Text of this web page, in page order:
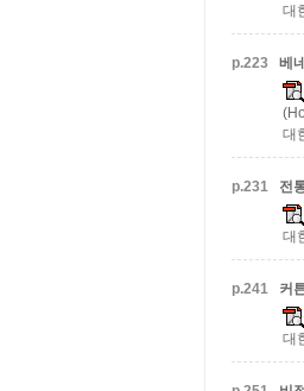
대
p.223
베
대
p.231
전
대
p.241
커
대